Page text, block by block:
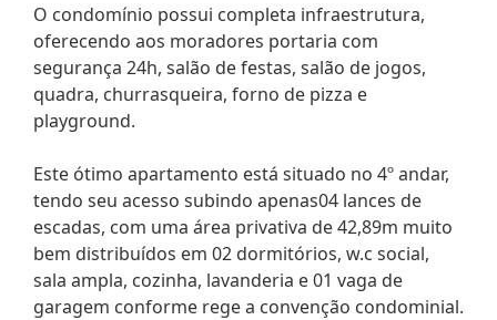
O condomínio possui completa infraestrutura,
oferecendo aos moradores portaria com
segurança 24h, salão de festas, salão de jogos,
quadra, churrasqueira, forno de pizza e
playground.
Este ótimo apartamento está situado no 4º andar,
tendo seu acesso subindo apenas04 lances de
escadas, com uma área privativa de 42,89m muito
bem distribuídos em 02 dormitórios, w.c social,
sala ampla, cozinha, lavanderia e 01 vaga de
garagem conforme rege a convenção condominial.